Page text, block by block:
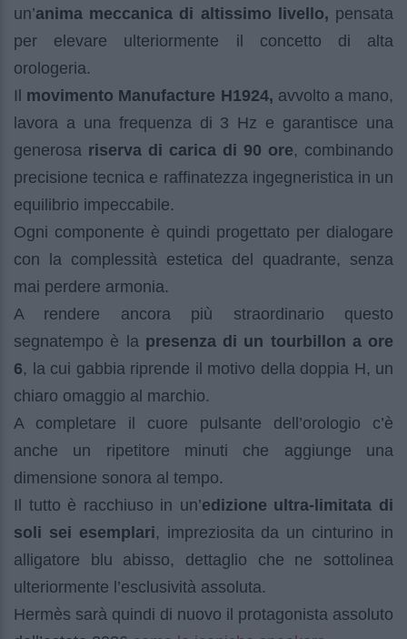
un’anima meccanica di altissimo livello, pensata
per elevare ulteriormente il concetto di alta
orologeria.
Il movimento Manufacture H1924, avvolto a mano,
lavora a una frequenza di 3 Hz e garantisce una
generosa riserva di carica di 90 ore, combinando
precisione tecnica e raffinatezza ingegneristica in un
equilibrio impeccabile.
Ogni componente è quindi progettato per dialogare
con la complessità estetica del quadrante, senza
mai perdere armonia.
A rendere ancora più straordinario questo
segnatempo è la presenza di un tourbillon a ore
6, la cui gabbia riprende il motivo della doppia H, un
chiaro omaggio al marchio.
A completare il cuore pulsante dell’orologio c’è
anche un ripetitore minuti che aggiunge una
dimensione sonora al tempo.
Il tutto è racchiuso in un’edizione ultra-limitata di
soli sei esemplari, impreziosita da un cinturino in
alligatore blu abisso, dettaglio che ne sottolinea
ulteriormente l’esclusività assoluta.
Hermès sarà quindi di nuovo il protagonista assoluto